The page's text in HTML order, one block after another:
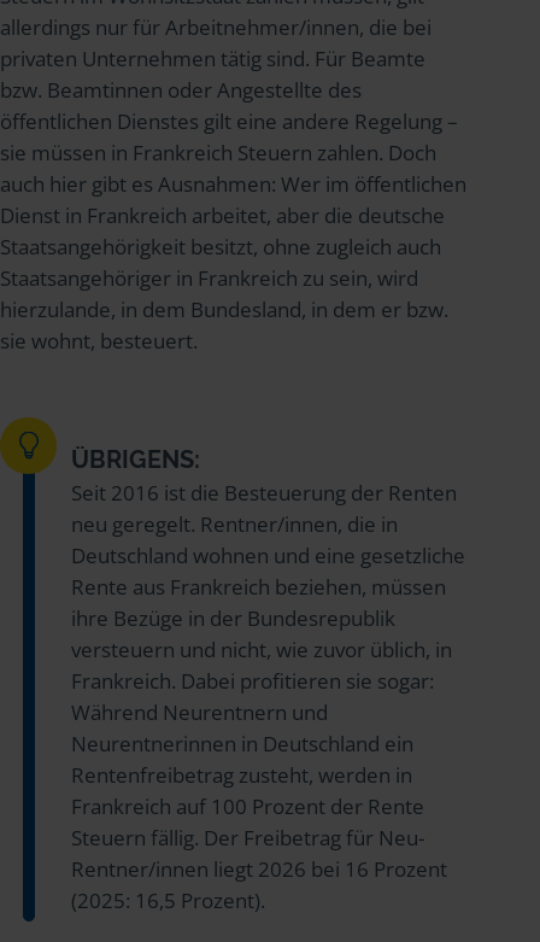
allerdings nur für Arbeitnehmer/innen, die bei
privaten Unternehmen tätig sind. Für Beamte
bzw. Beamtinnen oder Angestellte des
öffentlichen Dienstes gilt eine andere Regelung –
sie müssen in Frankreich Steuern zahlen. Doch
auch hier gibt es Ausnahmen: Wer im öffentlichen
Dienst in Frankreich arbeitet, aber die deutsche
Staatsangehörigkeit besitzt, ohne zugleich auch
Staatsangehöriger in Frankreich zu sein, wird
hierzulande, in dem Bundesland, in dem er bzw.
sie wohnt, besteuert.
ÜBRIGENS:
Seit 2016 ist die Besteuerung der Renten
neu geregelt. Rentner/innen, die in
Deutschland wohnen und eine gesetzliche
Rente aus Frankreich beziehen, müssen
ihre Bezüge in der Bundesrepublik
versteuern und nicht, wie zuvor üblich, in
Frankreich. Dabei profitieren sie sogar:
Während Neurentnern und
Neurentnerinnen in Deutschland ein
Rentenfreibetrag zusteht, werden in
Frankreich auf 100 Prozent der Rente
Steuern fällig. Der Freibetrag für Neu-
Rentner/innen liegt 2026 bei 16 Prozent
(2025: 16,5 Prozent).